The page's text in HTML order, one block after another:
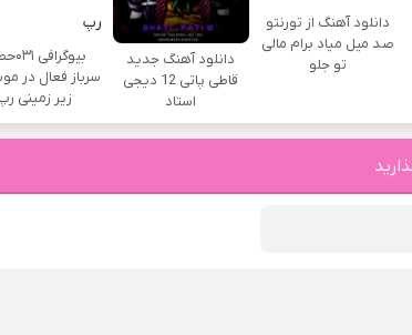
دانلود آهنگ از تورنتو
صد میل میاد برام مالی
تو جلو
دانلود آهنگ جدید
قاطی پاتی 12 دیجی
استاد
سرباز فعال در
زیر زمینی